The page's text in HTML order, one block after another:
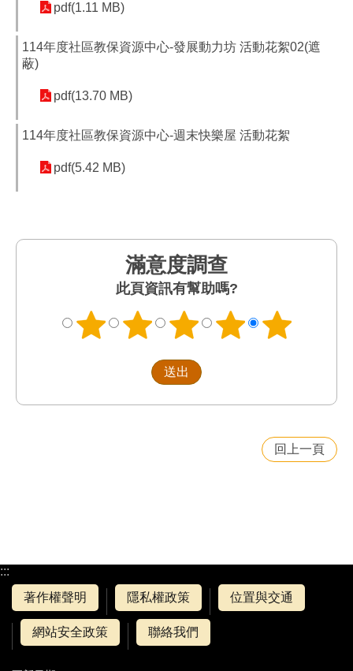
pdf(1.11 MB)
114年度社區教保資源中心-發展動力坊 活動花絮02(遮
蔽)
pdf(13.70 MB)
114年度社區教保資源中心-週末快樂屋 活動花絮
pdf(5.42 MB)
滿意度調查
此頁資訊有幫助嗎?
回上一頁
:::
著作權聲明
隱私權政策 位置與交通
網站安全政策 聯絡我們